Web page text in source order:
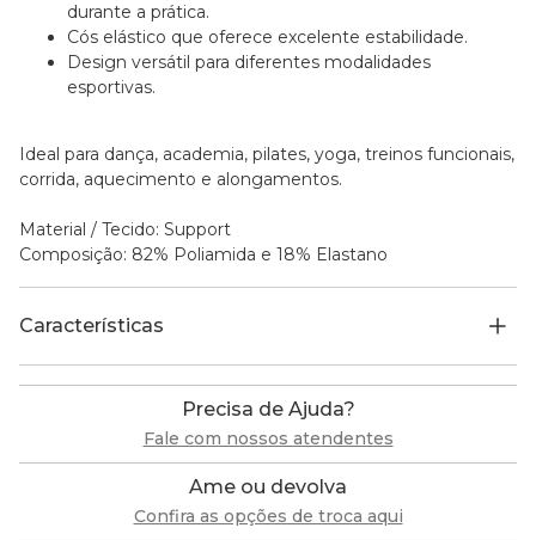
durante a prática.
Cós elástico que oferece excelente estabilidade.
Design versátil para diferentes modalidades
esportivas.
Ideal para dança, academia, pilates, yoga, treinos funcionais,
corrida, aquecimento e alongamentos.
Material / Tecido: Support
Composição: 82% Poliamida e 18% Elastano
Características
Precisa de Ajuda?
Fale com nossos atendentes
Ame ou devolva
Confira as opções de troca aqui